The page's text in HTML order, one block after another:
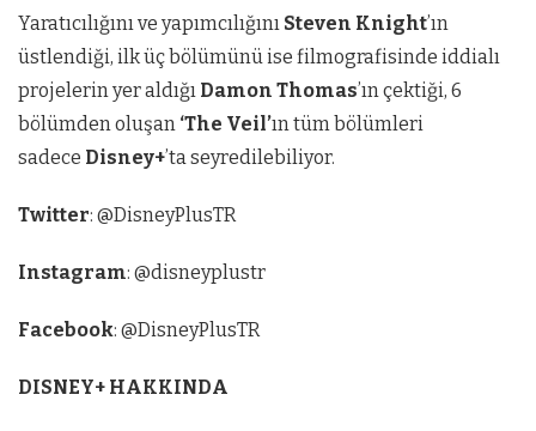
Yaratıcılığını ve yapımcılığını Steven Knight’ın
üstlendiği, ilk üç bölümünü ise filmografisinde iddialı
projelerin yer aldığı Damon Thomas’ın çektiği, 6
bölümden oluşan ‘The Veil’ın tüm bölümleri
sadece Disney+’ta seyredilebiliyor.
Twitter: @DisneyPlusTR
Instagram: @disneyplustr
Facebook: @DisneyPlusTR
DISNEY+ HAKKINDA